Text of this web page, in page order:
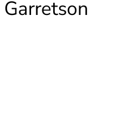
Garretson